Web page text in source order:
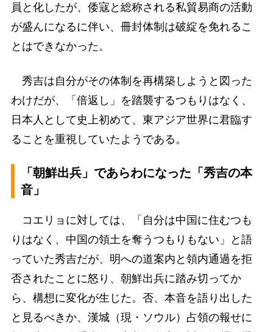
員と化したが、倭寇と総称される私貿易商の活動
が盛んになるに伴い、冊封体制は破綻を免れるこ
とはできなかった。
秀吉は自分がその体制を再構築しようと図った
わけだが、「倍返し」を踏襲するつもりはなく、
日本人として史上初めて、東アジア世界に君臨す
ることを重視していたようである。
「朝鮮出兵」であらわになった「秀吉の本
音」
コエリョに対しては、「自分は中国に住むつも
りはなく、中国の領土を奪うつもりもない」と語
っていた秀吉だが、明への道案内と領内通過を拒
否されたことに怒り、朝鮮出兵に踏み切ってか
ら、構想に変化が生じた。否、本音を語り出した
と見るべきか、漢城（現・ソウル）占領の報せに